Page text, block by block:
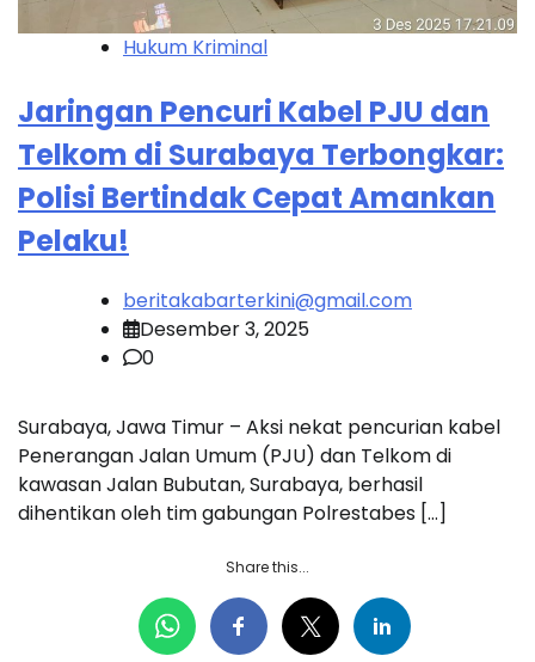
Hukum Kriminal
Jaringan Pencuri Kabel PJU dan
Telkom di Surabaya Terbongkar:
Polisi Bertindak Cepat Amankan
Pelaku!
beritakabarterkini@gmail.com
Desember 3, 2025
0
Surabaya, Jawa Timur – Aksi nekat pencurian kabel
Penerangan Jalan Umum (PJU) dan Telkom di
kawasan Jalan Bubutan, Surabaya, berhasil
dihentikan oleh tim gabungan Polrestabes […]
Share this...